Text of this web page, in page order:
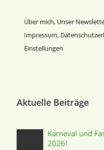
Über mich, Unser
Impressum,
Einstellungen
Aktuelle Beiträge
Karneval und
2026!